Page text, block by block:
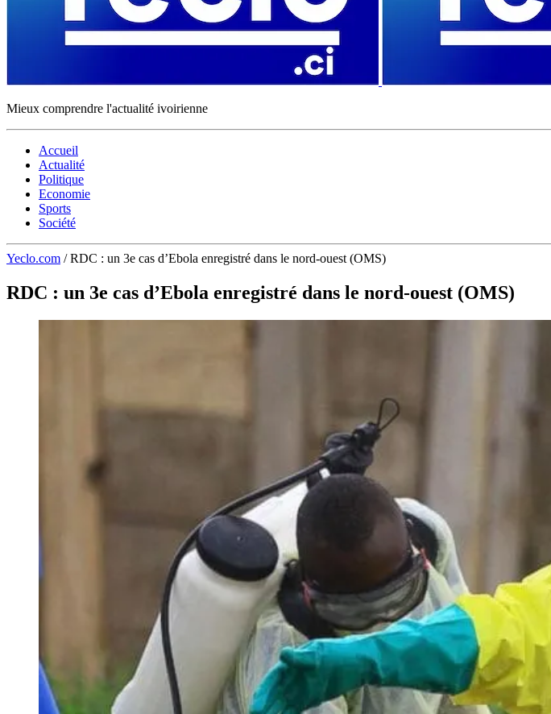
Mieux comprendre l'actualité ivoirienne
Accueil
Actualité
Politique
Economie
Sports
Société
Yeclo.com / RDC : un 3e cas d’Ebola enregistré dans le nord-ouest (OMS)
RDC : un 3e cas d’Ebola enregistré dans le nord-ouest (OMS)